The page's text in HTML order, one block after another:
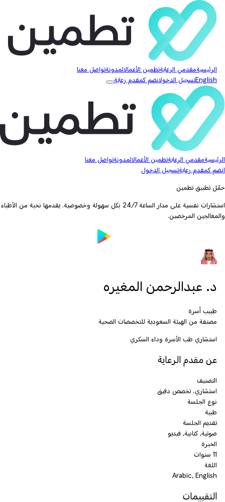
الرئيسيةمقدمي الرعايةتطمين الأعمالالمدونةتواصل معنا
Englishتسجيل الدخولانضم كمقدم رعاية
الرئيسيةمقدمي الرعايةتطمين الأعمالالمدونةتواصل معنا
انضم كمقدم رعايةتسجيل الدخول
حمّل تطبيق تطمين
استشارات نفسية على مدار الساعة 24/7 بكل سهولة وخصوصية. يقدمها نخبة من الأطباء
والمعالجين المرخصين.
د. عبدالرحمن المغيره
طبيب أسرة
مصنفة من الهيئة السعودية للتخصصات الصحية
استشاري طب الأسرة وداء السكري
عن مقدم الرعاية
التصنيف
استشاري، تخصص دقيق
نوع الجلسة
طبية
تقديم الجلسة
صوتية, كتابية, فيديو
الخبرة
11 سنوات
اللغة
Arabic, English
التقييمات